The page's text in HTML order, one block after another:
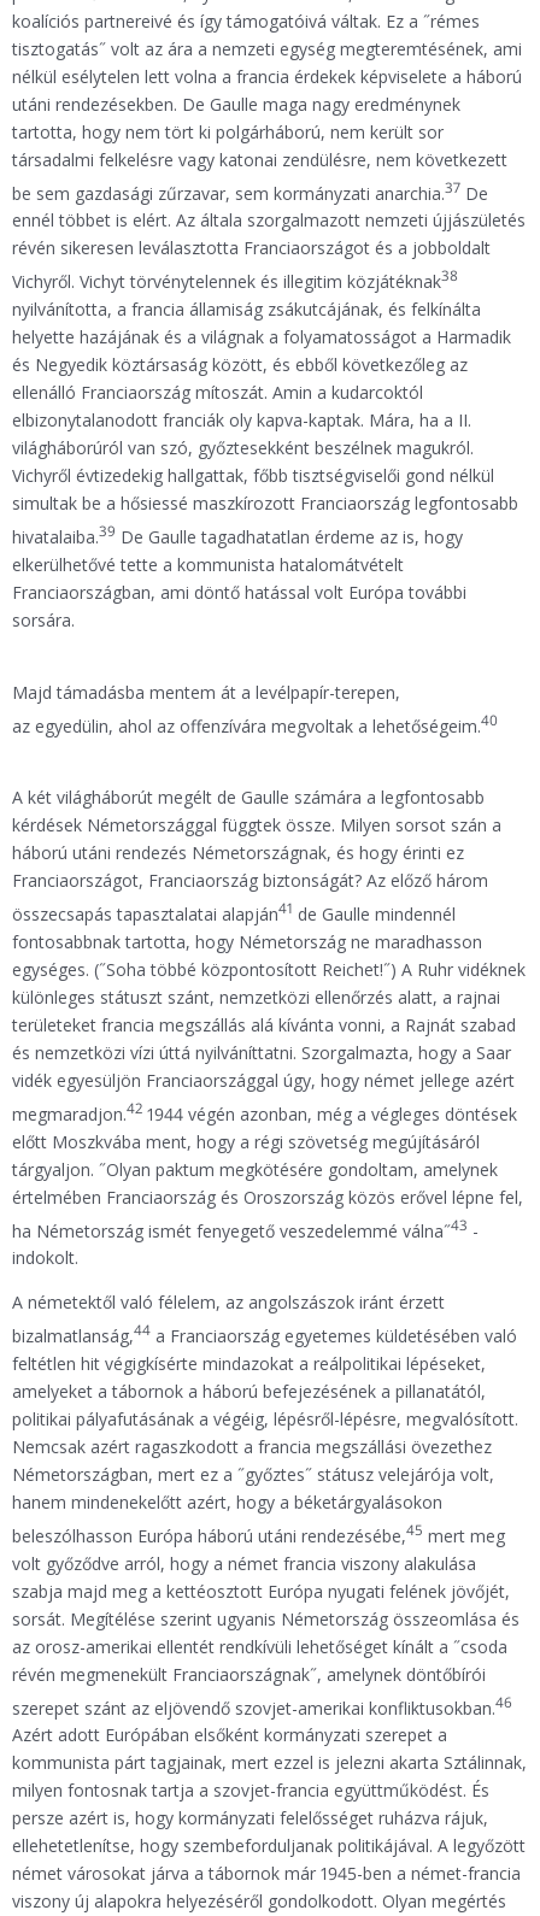
koalíciós partnereivé és így támogatóivá váltak. Ez a ˝rémes
tisztogatás˝ volt az ára a nemzeti egység megteremtésének, ami
nélkül esélytelen lett volna a francia érdekek képviselete a háború
utáni rendezésekben. De Gaulle maga nagy eredménynek
tartotta, hogy nem tört ki polgárháború, nem került sor
társadalmi felkelésre vagy katonai zendülésre, nem következett
be sem gazdasági zűrzavar, sem kormányzati anarchia.37 De
ennél többet is elért. Az általa szorgalmazott nemzeti újjászületés
révén sikeresen leválasztotta Franciaországot és a jobboldalt
Vichyről. Vichyt törvénytelennek és illegitim közjátéknak38
nyilvánította, a francia államiság zsákutcájának, és felkínálta
helyette hazájának és a világnak a folyamatosságot a Harmadik
és Negyedik köztársaság között, és ebből következőleg az
ellenálló Franciaország mítoszát. Amin a kudarcoktól
elbizonytalanodott franciák oly kapva-kaptak. Mára, ha a II.
világháborúról van szó, győztesekként beszélnek magukról.
Vichyről évtizedekig hallgattak, főbb tisztségviselői gond nélkül
simultak be a hősiessé maszkírozott Franciaország legfontosabb
hivatalaiba.39 De Gaulle tagadhatatlan érdeme az is, hogy
elkerülhetővé tette a kommunista hatalomátvételt
Franciaországban, ami döntő hatással volt Európa további
sorsára.
Majd támadásba mentem át a levélpapír-terepen,
az egyedülin, ahol az offenzívára megvoltak a lehetőségeim.40
A két világháborút megélt de Gaulle számára a legfontosabb
kérdések Németországgal függtek össze. Milyen sorsot szán a
háború utáni rendezés Németországnak, és hogy érinti ez
Franciaországot, Franciaország biztonságát? Az előző három
összecsapás tapasztalatai alapján41 de Gaulle mindennél
fontosabbnak tartotta, hogy Németország ne maradhasson
egységes. (˝Soha többé központosított Reichet!˝) A Ruhr vidéknek
különleges státuszt szánt, nemzetközi ellenőrzés alatt, a rajnai
területeket francia megszállás alá kívánta vonni, a Rajnát szabad
és nemzetközi vízi úttá nyilváníttatni. Szorgalmazta, hogy a Saar
vidék egyesüljön Franciaországgal úgy, hogy német jellege azért
megmaradjon.42 1944 végén azonban, még a végleges döntések
előtt Moszkvába ment, hogy a régi szövetség megújításáról
tárgyaljon. ˝Olyan paktum megkötésére gondoltam, amelynek
értelmében Franciaország és Oroszország közös erővel lépne fel,
ha Németország ismét fenyegető veszedelemmé válna˝43 -
indokolt.
A németektől való félelem, az angolszászok iránt érzett
bizalmatlanság,44 a Franciaország egyetemes küldetésében való
feltétlen hit végigkísérte mindazokat a reálpolitikai lépéseket,
amelyeket a tábornok a háború befejezésének a pillanatától,
politikai pályafutásának a végéig, lépésről-lépésre, megvalósított.
Nemcsak azért ragaszkodott a francia megszállási övezethez
Németországban, mert ez a ˝győztes˝ státusz velejárója volt,
hanem mindenekelőtt azért, hogy a béketárgyalásokon
beleszólhasson Európa háború utáni rendezésébe,45 mert meg
volt győződve arról, hogy a német francia viszony alakulása
szabja majd meg a kettéosztott Európa nyugati felének jövőjét,
sorsát. Megítélése szerint ugyanis Németország összeomlása és
az orosz-amerikai ellentét rendkívüli lehetőséget kínált a ˝csoda
révén megmenekült Franciaországnak˝, amelynek döntőbírói
szerepet szánt az eljövendő szovjet-amerikai konfliktusokban.46
Azért adott Európában elsőként kormányzati szerepet a
kommunista párt tagjainak, mert ezzel is jelezni akarta Sztálinnak,
milyen fontosnak tartja a szovjet-francia együttműködést. És
persze azért is, hogy kormányzati felelősséget ruházva rájuk,
ellehetetlenítse, hogy szembeforduljanak politikájával. A legyőzött
német városokat járva a tábornok már 1945-ben a német-francia
viszony új alapokra helyezéséről gondolkodott. Olyan megértés